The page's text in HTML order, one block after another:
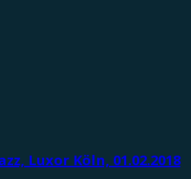
Luxor Köln, 01.02.2018